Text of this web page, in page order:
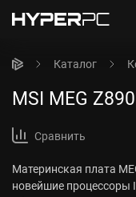
Каталог
MSI MEG
Сравнить
Материнская плата
новейшие процессоры